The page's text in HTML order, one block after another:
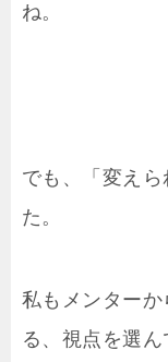
ね。
でも、「変え
た。
私もメンターか
る、視点を選